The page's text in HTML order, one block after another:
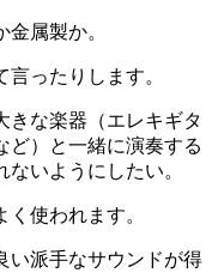
属製か。
ったりします。
きな楽器（エレキギタ
ど）と一緒に演奏する
いようにしたい。
使われます。
い派手なサウンドが得